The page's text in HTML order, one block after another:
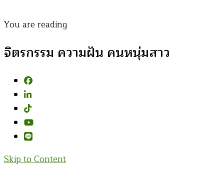
You are reading
จิตรกรรม ความฝัน คนหนุ่มสาว
Skip to Content